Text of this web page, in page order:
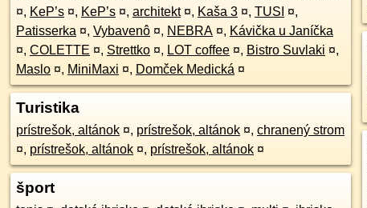
¤, KeP’s ¤, KeP’s ¤, architekt ¤, Kaša 3 ¤, TUSI ¤,
Patisserka ¤, Vybavenô ¤, NEBRA ¤, Kávička u Janíčka
¤, COLETTE ¤, Strettko ¤, LOT coffee ¤, Bistro Suvlaki ¤,
Maslo ¤, MiniMaxi ¤, Domček Medická ¤
Turistika
prístrešok, altánok ¤, prístrešok, altánok ¤, chranený strom
¤, prístrešok, altánok ¤, prístrešok, altánok ¤
šport